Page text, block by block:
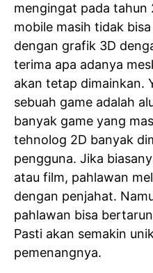
mengingat pada tahun
mobile masih tidak
dengan grafik 3D
terima apa adanya
akan tetap dimainkan.
sebuah game adalah
banyak game yang
tehnolog 2D banyak
pengguna. Jika
atau film, pahlawan
dengan penjahat.
pahlawan bisa
Pasti akan semakin
pemenangnya.